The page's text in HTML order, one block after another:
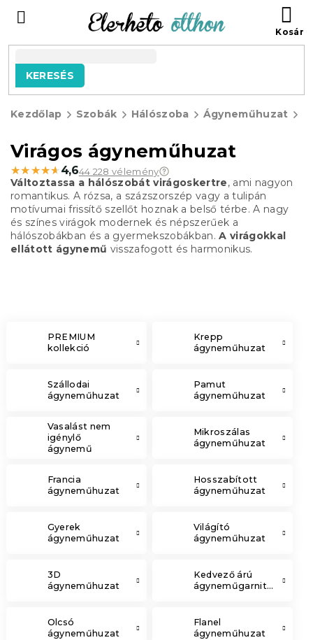
tartalomhoz
KERESÉS
Kezdőlap Szobák Hálószoba Ágyneműhuzat
Virágos ágyneműhuzat
★★★★★
★★★★★ 4,644 228 vélemény
Változtassa a hálószobát virágoskertre, ami nagyon
romantikus. A rózsa, a százszorszép vagy a tulipán
motívumai frissítő szellőt hoznak a belső térbe. A nagy
és színes virágok modernek és népszerűek a
hálószobákban és a gyermekszobákban. A virágokkal
ellátott ágynemű visszafogott és harmonikus.
PREMIUM
kollekció
Krepp
ágyneműhuzat
Szállodai
ágyneműhuzat
Pamut
ágyneműhuzat
Vasalást nem
igénylő
ágynemű
Mikroszálas
ágyneműhuzat
Francia
ágyneműhuzat
Hosszabított
ágyneműhuzat
Gyerek
ágyneműhuzat
Világító
ágyneműhuzat
3D
ágyneműhuzat
Kedvező árú
ágyneműgarnitúrák
Olcsó
ágyneműhuzat
Flanel
ágyneműhuzat